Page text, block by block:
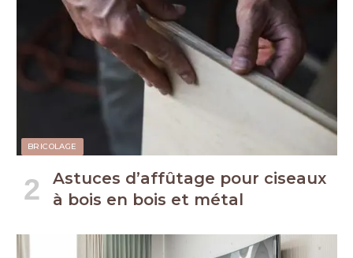
BRICOLAGE
Astuces d’affûtage pour ciseaux
à bois en bois et métal